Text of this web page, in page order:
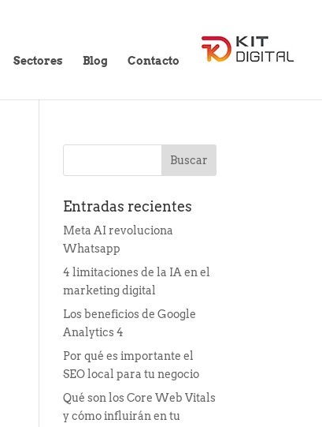
Sectores Blog Contacto
Entradas recientes
Meta AI revoluciona
Whatsapp
4 limitaciones de la IA en el
marketing digital
Los beneficios de Google
Analytics 4
Por qué es importante el
SEO local para tu negocio
Qué son los Core Web Vitals
y cómo influirán en tu